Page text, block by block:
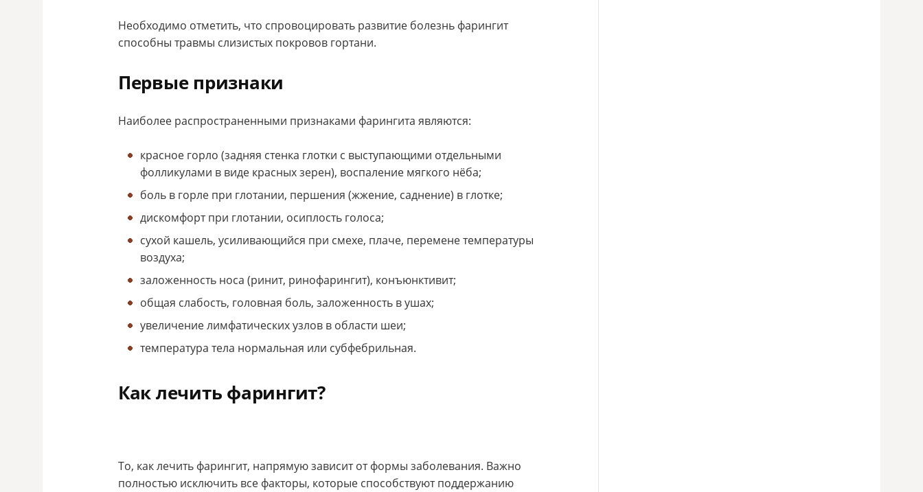
Необходимо отметить, что спровоцировать развитие болезнь фарингит
способны травмы слизистых покровов гортани.
Первые признаки
Наиболее распространенными признаками фарингита являются:
красное горло (задняя стенка глотки с выступающими отдельными
фолликулами в виде красных зерен), воспаление мягкого нёба;
боль в горле при глотании, першения (жжение, саднение) в глотке;
дискомфорт при глотании, осиплость голоса;
сухой кашель, усиливающийся при смехе, плаче, перемене температуры
воздуха;
заложенность носа (ринит, ринофарингит), конъюнктивит;
общая слабость, головная боль, заложенность в ушах;
увеличение лимфатических узлов в области шеи;
температура тела нормальная или субфебрильная.
Как лечить фарингит?
То, как лечить фарингит, напрямую зависит от формы заболевания. Важно
полностью исключить все факторы, которые способствуют поддержанию